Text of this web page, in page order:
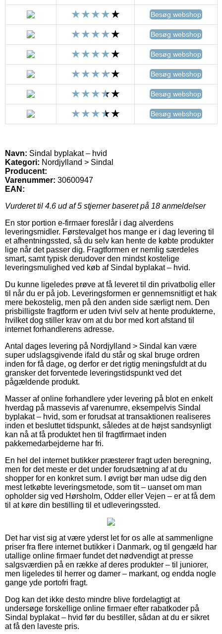
Besøg webshop
Besøg webshop
Besøg webshop
Besøg webshop
Besøg webshop
Besøg webshop
Navn: Sindal byplakat – hvid
Kategori: Nordjylland > Sindal
Producent:
Varenummer: 30600947
EAN:
Vurderet til 4.6 ud af 5 stjerner baseret på 18 anmeldelser
En stor portion e-firmaer foreslår i dag alverdens
leveringsmidler. Førstevalget hos mange er i dag levering til
et afhentningssted, så du selv kan hente de købte produkter
lige når det passer dig. Fragtformen er nemlig særdeles
smart, samt typisk derudover den mindst kostelige
leveringsmulighed ved køb af Sindal byplakat – hvid.
Du kunne ligeledes prøve at få leveret til din privatbolig eller
til når du er på job. Leveringsformen er gennemsnitligt et hak
mere bekostelig, men på den anden side særligt nem. Den
prisbilligste fragtform er uden tvivl selv at hente produkterne,
hvilket dog stiller krav om at du bor med kort afstand til
internet forhandlerens adresse.
Antal dages levering på Nordjylland > Sindal kan være
super udslagsgivende ifald du står og skal bruge ordren
inden for få dage, og derfor er det rigtig meningsfuldt at du
gransker det forventede leveringstidspunkt ved det
pågældende produkt.
Masser af online forhandlere yder levering på blot en enkelt
hverdag på massevis af varenumre, eksempelvis Sindal
byplakat – hvid, som er forudsat at transaktionen realiseres
inden et besluttet tidspunkt, således at de højst sandsynligt
kan nå at få produktet hen til fragtfirmaet inden
pakkemedarbejderne har fri.
En hel del internet butikker præsterer fragt uden beregning,
men for det meste er det under forudsætning af at du
shopper for en konkret sum. I øvrigt bør man udse dig den
mest letkøbte leveringsmetode, som tit – uanset om man
opholder sig ved Hørsholm, Odder eller Vejen – er at få dem
til at køre din bestilling til et udleveringssted.
Det har vist sig at være yderst let for os alle at sammenligne
priser fra flere internet butikker i Danmark, og til gengæld har
utallige online firmaer fundet det nødvendigt at presse
salgsværdien på en række af deres produkter – til juniorer,
men ligeledes til herrer og damer – markant, og endda nogle
gange yde portofri fragt.
Dog kan det ikke desto mindre blive fordelagtigt at
undersøge forskellige online firmaer efter rabatkoder på
Sindal byplakat – hvid før du bestiller, sådan at du er sikret
at få den laveste pris.